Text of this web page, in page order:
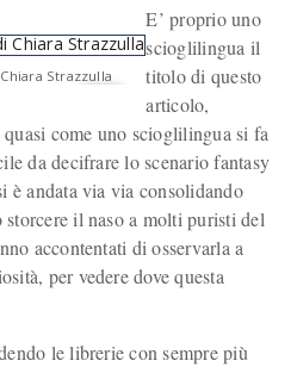
Strazzulla
E’ proprio uno
scioglilingua il
titolo di questo
articolo,
quasi come uno scioglilingua si fa
da decifrare lo scenario fantasy
andata via via consolidando
storcere il naso a molti puristi del
accontentati di osservarla a
per vedere dove questa
le librerie con sempre più